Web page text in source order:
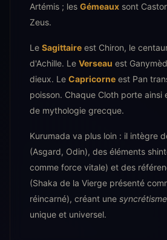
Artémis ; les Gémeaux sont
Zeus.
Le Sagittaire est Chiron, le
d'Achille. Le Verseau est
dieux. Le Capricorne est Pan
poisson. Chaque Cloth porte ainsi
de mythologie grecque.
Kurumada va plus loin : il intègre
(Asgard, Odin), des éléments
comme force vitale) et des
(Shaka de la Vierge présenté
réincarné), créant une
unique et universel.